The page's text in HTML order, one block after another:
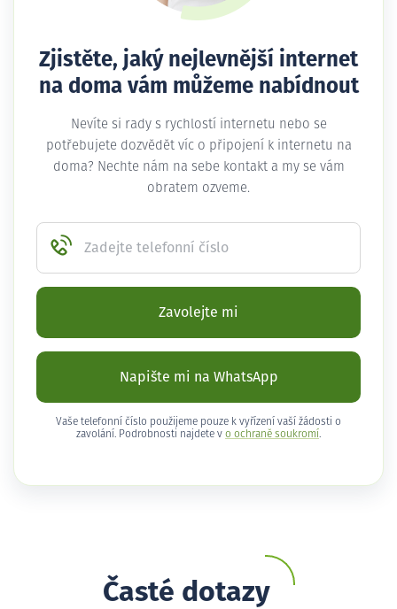
Zjistěte, jaký nejlevnější internet
na doma vám můžeme nabídnout
Nevíte si rady s rychlostí internetu nebo se
potřebujete dozvědět víc o připojení k internetu na
doma? Nechte nám na sebe kontakt a my se vám
obratem ozveme.
Zadejte telefonní číslo
Zavolejte mi
Napište mi na WhatsApp
Vaše telefonní číslo použijeme pouze k vyřízení vaší žádosti o
zavolání. Podrobnosti najdete v o ochraně soukromí .
Časté dotazy